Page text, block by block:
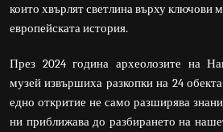
които хвърлят светлина върху ключови
европейската история.
През 2024 година археолозите на
музей извършиха разкопки на 24
едно откритие не само разширява
ни приближава до разбирането на